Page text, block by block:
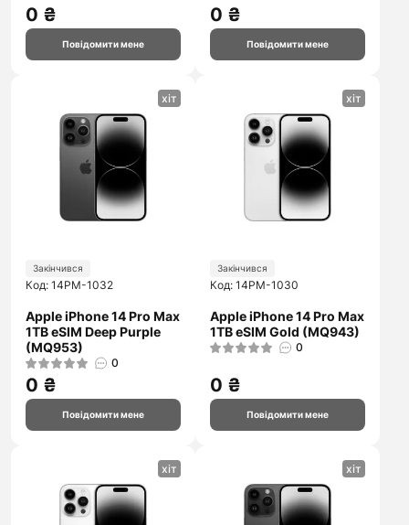
0 ₴
Повідомити мене
0 ₴
Повідомити мене
хіт
Закінчився
Код: 14PM-1032
Apple iPhone 14 Pro Max
1TB eSIM Deep Purple
(MQ953)
0
0 ₴
Повідомити мене
хіт
Закінчився
Код: 14PM-1030
Apple iPhone 14 Pro Max
1TB eSIM Gold (MQ943)
0
0 ₴
Повідомити мене
хіт хіт